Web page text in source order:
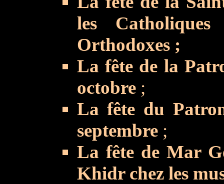
les
Orthodoxes ;
La fête de la
octobre ;
La fête du
septembre ;
La fête de Mar
Khidr chez les